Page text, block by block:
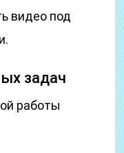
видео под
задач
работы